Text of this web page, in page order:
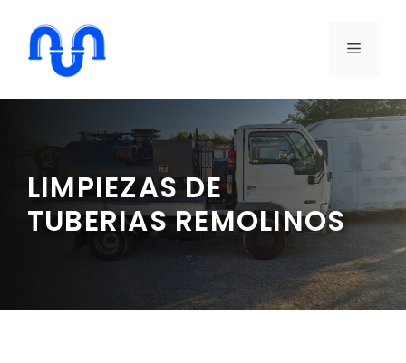
contenido
MENÚ
LIMPIEZAS DE
TUBERIAS REMOLINOS